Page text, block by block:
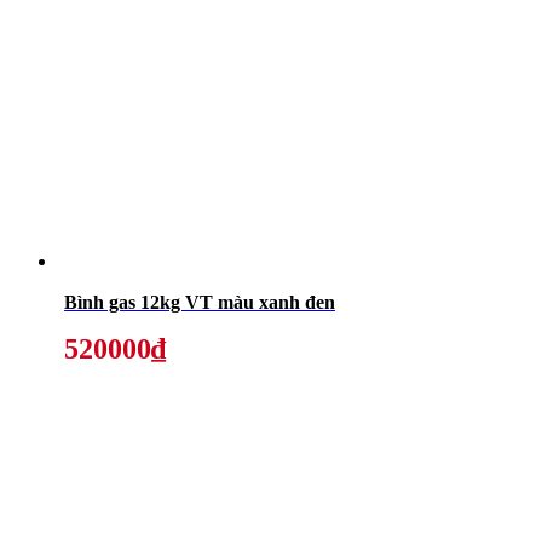
Bình gas 12kg VT màu xanh đen
520000₫